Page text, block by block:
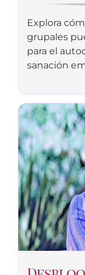
Explora
grupales
para el
sanación